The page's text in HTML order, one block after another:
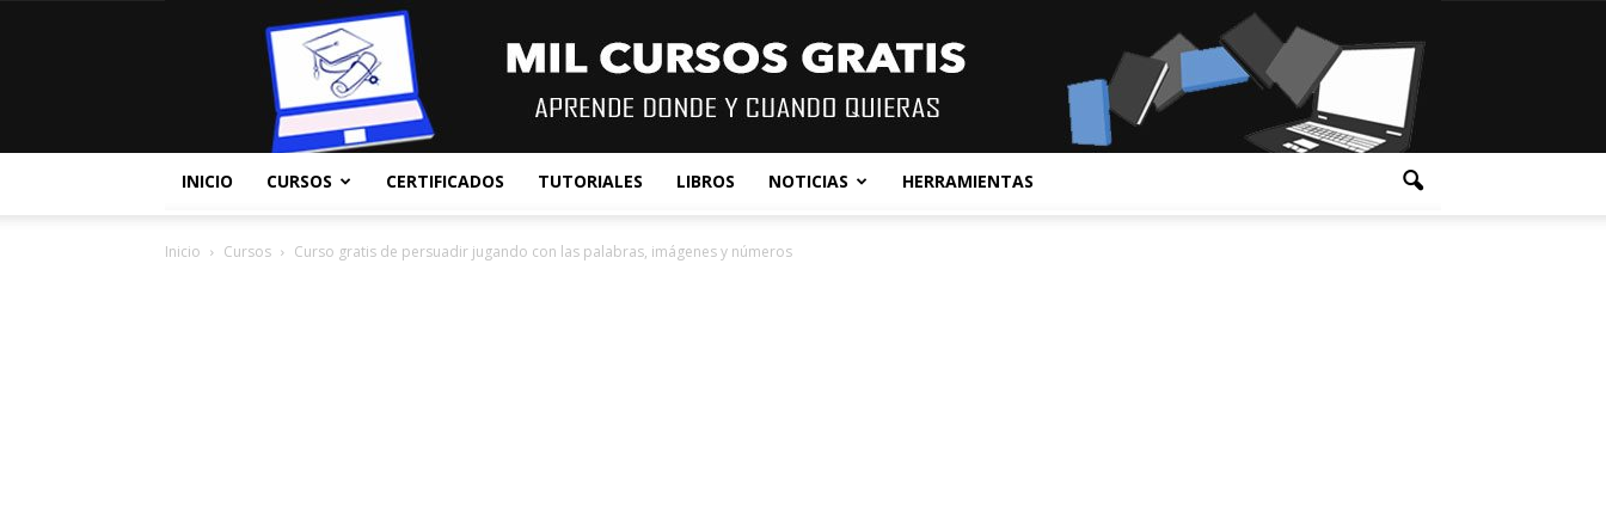
INICIO CURSOS CERTIFICADOS TUTORIALES LIBROS NOTICIAS HERRAMIENTAS
Inicio Cursos Curso gratis de persuadir jugando con las palabras, imágenes y números